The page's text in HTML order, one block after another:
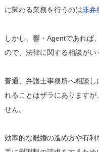
に関わる業務を行うのは非弁
しかし、響・Agentであれば
ので、法律に関する相談がい
普通、弁護士事務所へ相談
れることはザラにあります
せん。
効率的な離婚の進め方や有